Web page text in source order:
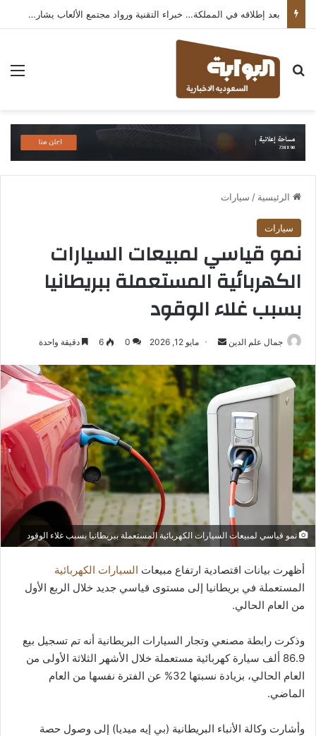
بعد إطلاقه في المملكة… خبراء التقنية ورواد مجتمع الألعاب يشاركون انطباعاتهم حول TECNO POVA 8 Pro 5G
بحث عن
الرئيسية / سيارات
سيارات
نمو قياسي لمبيعات السيارات
الكهربائية المستعملة ببريطانيا
بسبب غلاء الوقود
جمال علم الدين
أرسل
إلكترونيا
مايو 12, 2026 0
6 دقيقة واحدة
نمو قياسي لمبيعات السيارات الكهربائية المستعملة ببريطانيا بسبب غلاء الوقود
أظهرت بيانات اقتصادية ارتفاع مبيعات السيارات الكهربائية
المستعملة في بريطانيا إلى مستوى قياسي جديد خلال الربع الأول
من العام الحالي.
وذكرت رابطة مصنعي وتجار السيارات البريطانية أنه تم تسجيل بيع
86.9 ألف سيارة كهربائية مستعملة خلال الأشهر الثلاثة الأولى من
العام الحالي، بزيادة نسبتها 32% عن الفترة نفسها من العام
الماضي.
وأشارت وكالة الأنباء البريطانية (بي إيه ميديا) إلى وصول حصة